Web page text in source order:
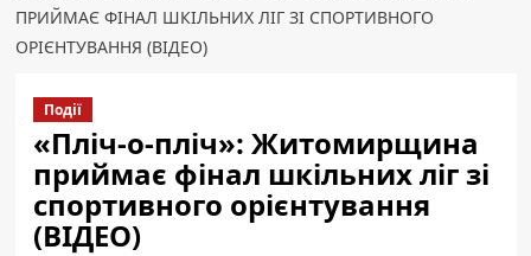
ПРИЙМАЄ ФІНАЛ ШКІЛЬНИХ ЛІГ ЗІ СПОРТИВНОГО
ОРІЄНТУВАННЯ (ВІДЕО)
Події
«Пліч-о-пліч»: Житомирщина
приймає фінал шкільних ліг зі
спортивного орієнтування
(ВІДЕО)